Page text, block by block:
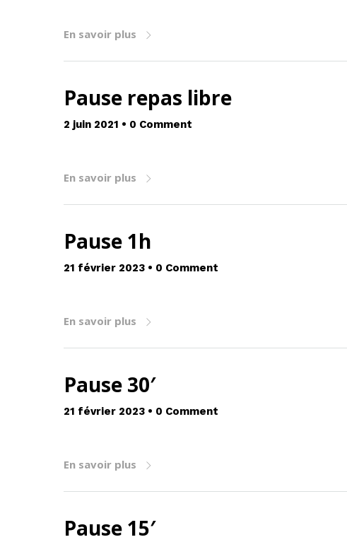
En savoir plus
Pause repas libre
2 juin 2021 • 0 Comment
En savoir plus
Pause 1h
21 février 2023 • 0 Comment
En savoir plus
Pause 30′
21 février 2023 • 0 Comment
En savoir plus
Pause 15′